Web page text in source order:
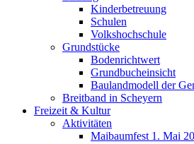
Kinderbetreuung
Schulen
Volkshochschule
Grundstücke
Bodenrichtwert
Grundbucheinsicht
Baulandmodell der
Breitband in Scheyern
Freizeit & Kultur
Aktivitäten
Maibaumfest 1. Mai